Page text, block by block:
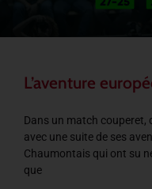
L’aventure
Dans un match couperet,
avec une suite de ses
Chaumontais qui ont su
que